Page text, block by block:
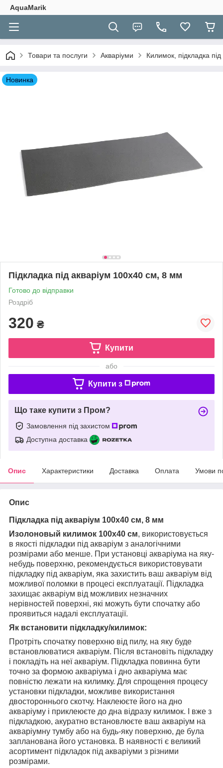
AquaMarik
Товари та послуги Акваріуми Килимок, підкладка під
Новинка
Підкладка під акваріум 100х40 см, 8 мм
Готово до відправки
Роздріб
320 ₴
Купити
або
Купити з
Що таке купити з Пром?
Замовлення під захистом
Доступна доставка
Опис Характеристики Доставка Оплата Умови
Опис
Підкладка під акваріум 100х40 см, 8 мм
Изолоновый килимок 100х40 см, використовується
в якості підкладки під акваріум з аналогічними
розмірами або менше. При установці акваріума на яку-
небудь поверхню, рекомендується використовувати
підкладку під акваріум, яка захистить ваш акваріум від
можливої поломки в процесі експлуатації. Підкладка
захищає акваріум від можливих незначних
нерівностей поверхні, які можуть бути спочатку або
проявиться надалі експлуатації.
Як встановити підкладку/килимок:
Протріть спочатку поверхню від пилу, на яку буде
встановлюватися акваріум. Після встановіть підкладку
і покладіть на неї акваріум. Підкладка повинна бути
точно за формою акваріума і дно акваріума має
повністю лежати на килимку. Для спрощення процесу
установки підкладки, можливе використання
двостороннього скотчу. Наклеюєте його на дно
акваріуму і приклеюєте до дна відразу килимок. І вже з
підкладкою, акуратно встановлюєте ваш акваріум на
акваріумну тумбу або на будь-яку поверхню, де була
запланована його установка. В наявності є великий
асортимент підкладок під акваріуми з різними
розмірами.